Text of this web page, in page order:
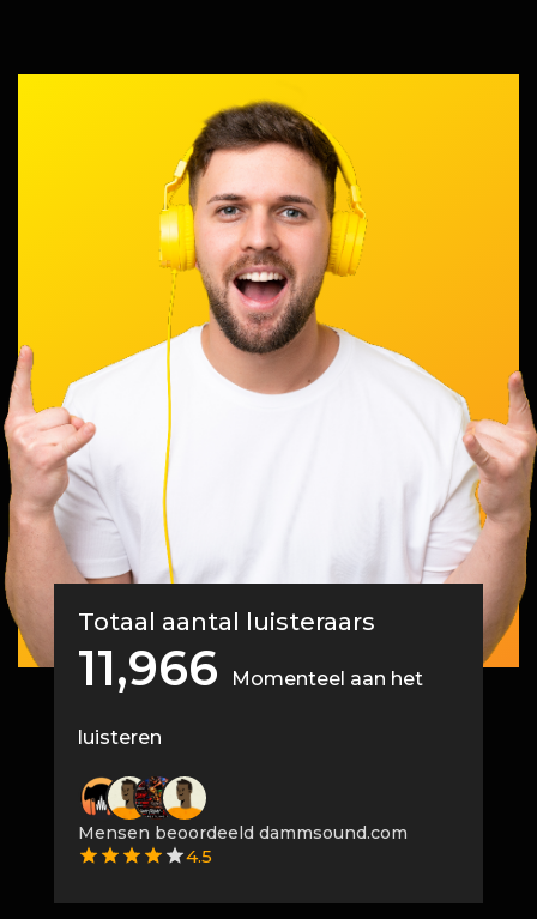
Totaal aantal luisteraars
11,966 Momenteel aan het
luisteren
Mensen beoordeeld dammsound.com
4.5